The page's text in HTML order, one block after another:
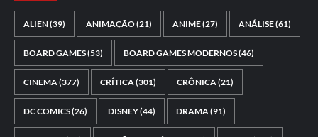
ALIEN(39) ANIMAÇÃO(21) ANIME(27) ANÁLISE(61)
BOARD GAMES(53) BOARD GAMES MODERNOS(46)
CINEMA(377) CRÍTICA(301) CRÔNICA(21)
DC COMICS(26) DISNEY(44) DRAMA(91)